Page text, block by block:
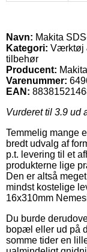
Navn: Makita
Kategori: Værktøj
tilbehør
Producent: Makita
Varenummer:
EAN:
Vurderet til 3.9 ud
Temmelig mange
bredt udvalg af
p.t. levering til et
produkterne lige
Den er altså
mindst kostelige
16x310mm
Du burde
bopæl eller ud på
somme tider en